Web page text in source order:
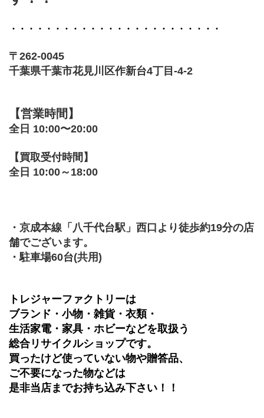
・・・・・・・・・・・・・・・・・・・・・・・・
〒262-0045
千葉県千葉市花見川区作新台4丁目-4-2
【営業時間】
全日 10:00〜20:00
【買取受付時間】
全日 10:00～18:00
・京成本線「八千代台駅」西口より徒歩約19分の店
舗でございます。
・駐車場60台(共用)
トレジャーファクトリーは
ブランド・小物・雑貨・衣類・
生活家電・家具・ホビーなどを取扱う
総合リサイクルショップです。
買ったけど使っていない物や贈答品、
ご不要になった物などは
是非当店までお持ち込み下さい！！